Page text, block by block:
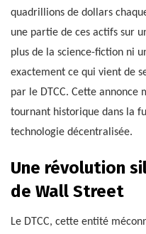
quadrillions de dollars
une partie de ces actifs sur
plus de la science-fiction ni
exactement ce qui vient de
par le DTCC. Cette
tournant historique dans la
technologie décentralisée.
Une révolution
de Wall Street
Le DTCC, cette entité